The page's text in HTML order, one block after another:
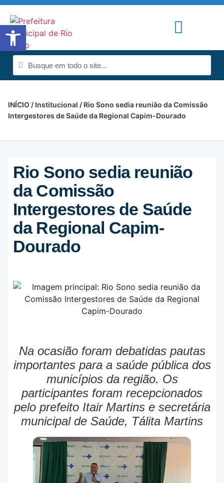
INÍCIO / Institucional / Rio Sono sedia reunião da Comissão
Intergestores de Saúde da Regional Capim-Dourado
Rio Sono sedia reunião
da Comissão
Intergestores de Saúde
da Regional Capim-
Dourado
Na ocasião foram debatidas pautas
importantes para a saúde pública dos
municípios da região. Os
participantes foram recepcionados
pelo prefeito Itair Martins e secretária
municipal de Saúde, Tálita Martins
Abrir a barra de ferramentas